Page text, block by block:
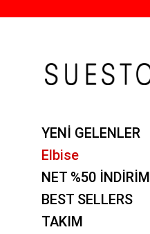
YENİ GELENLER
Elbise
NET %50 İNDİRİM
BEST SELLERS
TAKIM